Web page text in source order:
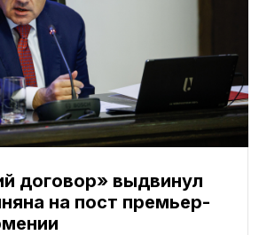
договор» выдвинул
на пост премьер-